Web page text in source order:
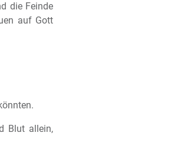
die Feinde
auf Gott
Blut allein,